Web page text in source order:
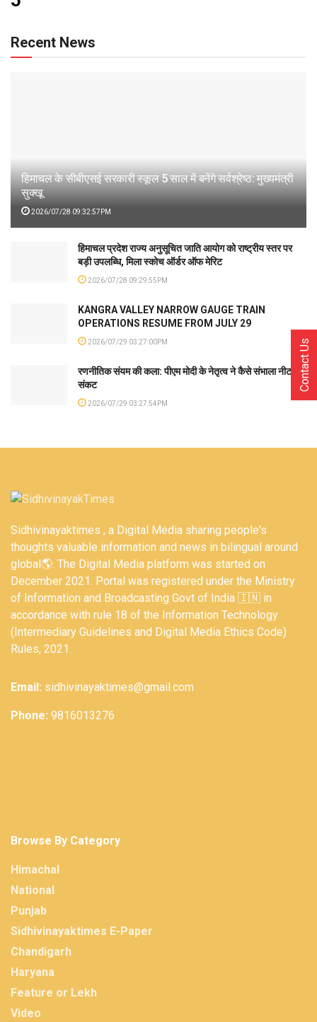
Recent News
हिमाचल के सीबीएसई सरकारी स्कूल 5 साल में बनेंगे सर्वश्रेष्ठ: मुख्यमंत्री
सुक्खू
2026/07/28 09:32:57PM
हिमाचल प्रदेश राज्य अनुसूचित जाति आयोग को राष्ट्रीय स्तर पर
बड़ी उपलब्धि, मिला स्कोच ऑर्डर ऑफ मेरिट
2026/07/28 09:29:55PM
KANGRA VALLEY NARROW GAUGE TRAIN
OPERATIONS RESUME FROM JULY 29
2026/07/29 03:27:00PM
रणनीतिक संयम की कला: पीएम मोदी के नेतृत्व ने कैसे संभाला नीट
संकट
2026/07/29 03:27:54PM
Sidhivinayaktimes , a Digital Media sharing people's
thoughts valuable information and news in bilingual around
global🌎. The Digital Media platform was started on
December 2021. Portal was registered under the Ministry
of Information and Broadcasting Govt of India 🇮🇳 in
accordance with rule 18 of the Information Technology
(Intermediary Guidelines and Digital Media Ethics Code)
Rules, 2021.
Email: sidhivinayaktimes@gmail.com
Phone: 9816013276
Browse By Category
Himachal
National
Punjab
Sidhivinayaktimes E-Paper
Chandigarh
Haryana
Feature or Lekh
Video
Contact Us